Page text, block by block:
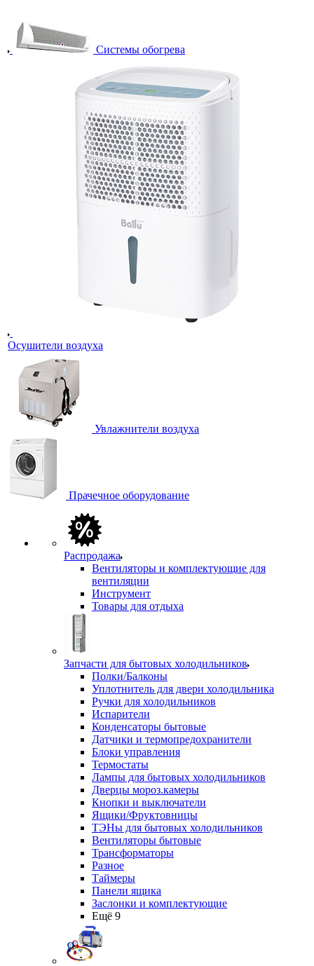
Системы обогрева
Осушители воздуха
Увлажнители воздуха
Прачечное оборудование
Распродажа
Вентиляторы и комплектующие для
вентиляции
Инструмент
Товары для отдыха
Запчасти для бытовых холодильников
Полки/Балконы
Уплотнитель для двери холодильника
Ручки для холодильников
Испарители
Конденсаторы бытовые
Датчики и термопредохранители
Блоки управления
Термостаты
Лампы для бытовых холодильников
Дверцы мороз.камеры
Кнопки и выключатели
Ящики/Фруктовницы
ТЭНы для бытовых холодильников
Вентиляторы бытовые
Трансформаторы
Разное
Таймеры
Панели ящика
Заслонки и комплектующие
Ещё 9